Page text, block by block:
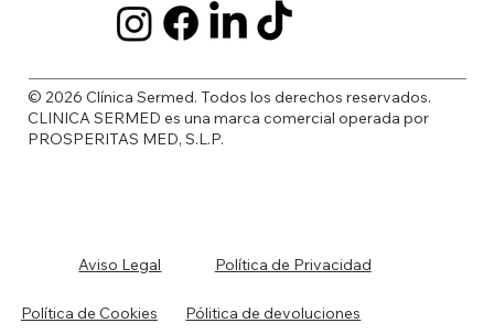
© 2026 Clínica Sermed. Todos los derechos reservados.
CLINICA SERMED es una marca comercial operada por
PROSPERITAS MED, S.L.P.
Aviso Legal Política de Privacidad
Política de Cookies Pólitica de devoluciones